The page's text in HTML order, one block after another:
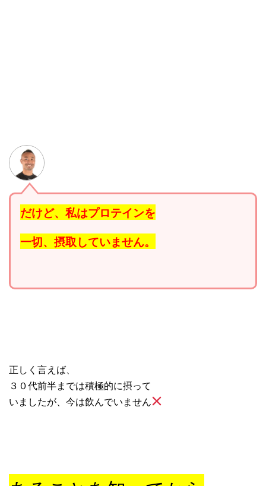
だけど、私はプロテインを
一切、摂取していません。
正しく言えば、
３０代前半までは積極的に摂って
いましたが、今は飲んでいません